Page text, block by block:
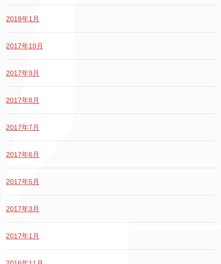
2018年1月
2017年10月
2017年9月
2017年8月
2017年7月
2017年6月
2017年5月
2017年3月
2017年1月